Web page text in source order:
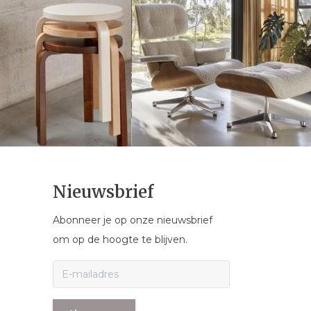
Nieuwsbrief
Abonneer je op onze nieuwsbrief
om op de hoogte te blijven.